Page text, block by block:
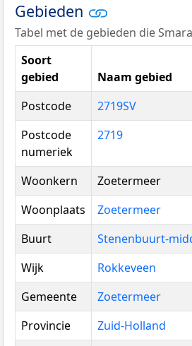
Gebieden
Tabel met de gebieden die
Soort
gebied
Naam gebied
Postcode
2719SV
Postcode
numeriek
2719
Woonkern Zoetermeer
Woonplaats
Zoetermeer
Buurt
Stenenbuurt-
Wijk
Rokkeveen
Gemeente
Zoetermeer
Provincie
Zuid-Holland